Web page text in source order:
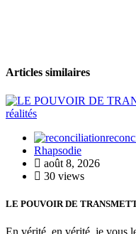
Articles similaires
Rhapsodie
août 8, 2026
30 views
LE POUVOIR DE
En vérité, en vérité, je vous